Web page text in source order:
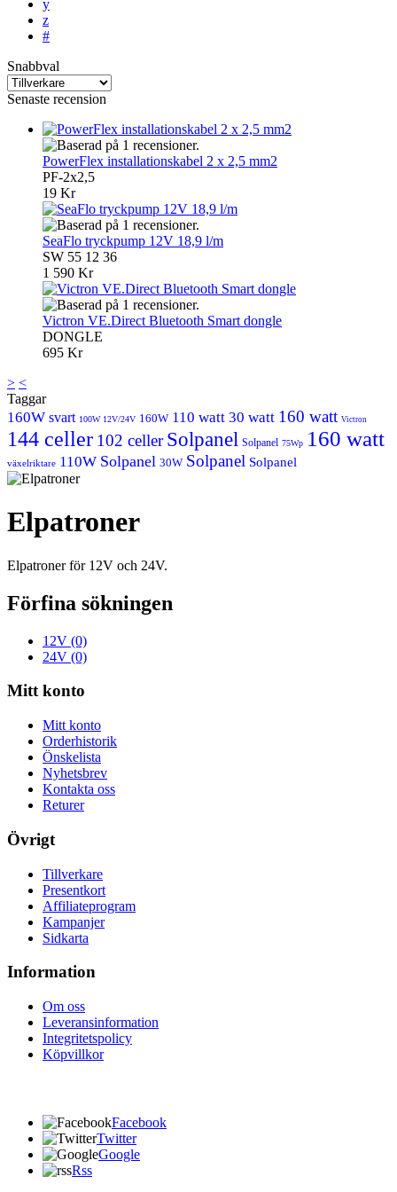
y
z
#
Snabbval
Senaste recension
PowerFlex installationskabel 2 x 2,5 mm2
PF-2x2,5
19 Kr
SeaFlo tryckpump 12V 18,9 l/m
SW 55 12 36
1 590 Kr
Victron VE.Direct Bluetooth Smart dongle
DONGLE
695 Kr
> <
Taggar
160W svart 100W 12V/24V 160W 110 watt 30 watt 160 watt Victron
144 celler 102 celler Solpanel Solpanel 75Wp 160 watt
växelriktare 110W Solpanel 30W Solpanel Solpanel
Elpatroner
Elpatroner för 12V och 24V.
Förfina sökningen
12V (0)
24V (0)
Mitt konto
Mitt konto
Orderhistorik
Önskelista
Nyhetsbrev
Kontakta oss
Returer
Övrigt
Tillverkare
Presentkort
Affiliateprogram
Kampanjer
Sidkarta
Information
Om oss
Leveransinformation
Integritetspolicy
Köpvillkor
Facebook
Twitter
Google
Rss